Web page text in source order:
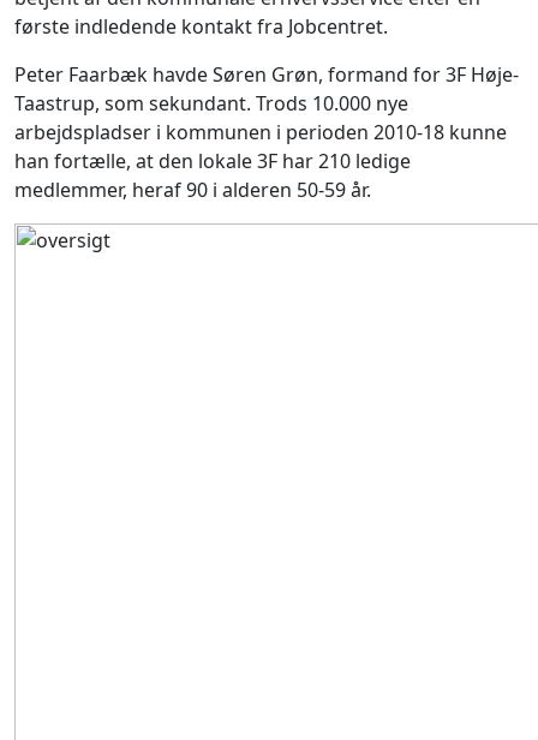
første indledende kontakt fra Jobcentret.
Peter Faarbæk havde Søren Grøn, formand for 3F Høje-
Taastrup, som sekundant. Trods 10.000 nye
arbejdspladser i kommunen i perioden 2010-18 kunne
han fortælle, at den lokale 3F har 210 ledige
medlemmer, heraf 90 i alderen 50-59 år.